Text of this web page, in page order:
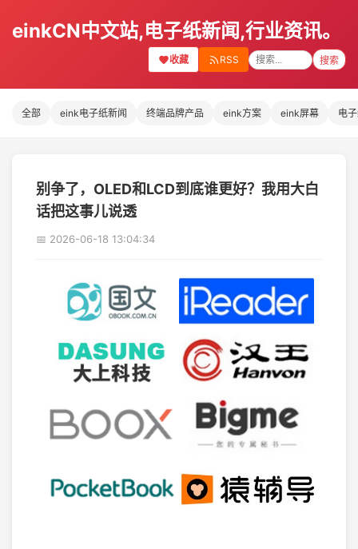
einkCN中文站,电子纸新闻,行业资讯。
收藏 RSS 搜索
全部 eink电子纸新闻 终端品牌产品 eink方案 eink屏幕 电
别争了，OLED和LCD到底谁更好？我用大白
话把这事儿说透
📅 2026-06-18 13:04:34